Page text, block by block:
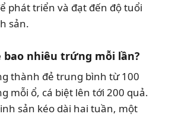
phát triển và đạt đến độ tuổi
sản.
nhiêu trứng mỗi lần?
thành đẻ trung bình từ 100
mỗi ổ, cá biệt lên tới 200 quả.
sản kéo dài hai tuần, một